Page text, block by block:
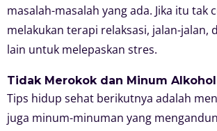
masalah-masalah yang ada. Jika itu tak
melakukan terapi relaksasi, jalan-jalan,
lain untuk melepaskan stres.
Tidak Merokok dan Minum Alkohol
Tips hidup sehat berikutnya adalah
juga minum-minuman yang